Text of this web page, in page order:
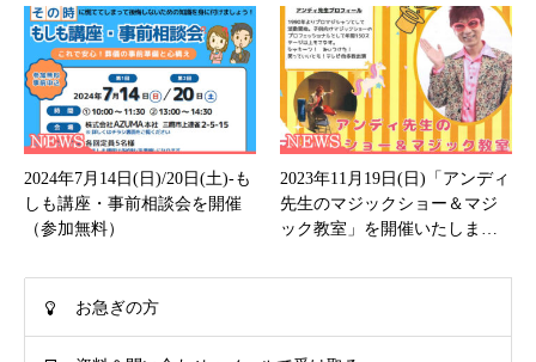
2024年7月14日(日)/20日(土)-も
しも講座・事前相談会を開催
（参加無料）
2023年11月19日(日)「アンディ
先生のマジックショー＆マジ
ック教室」を開催いたしま…
お急ぎの方